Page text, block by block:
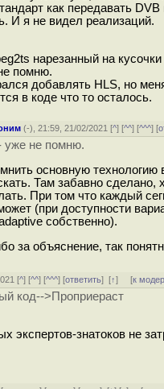
как передавать
И я не видел реализаций.
нарезанный на
помню.
добавлять HLS, но
в коде что то осталось.
(-), 21:59, 21/02/2021 [^] [^^] [^^^] [
уже не помню.
основную технологию
Там забавно
При том что каждый
(при доступности
собственно).
за объяснение, так
[^] [^^] [^^^] [ответить][↑] [к
код-->Проприераст
экспертов-знатоков не